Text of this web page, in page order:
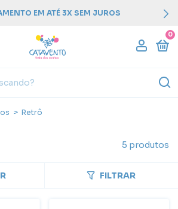
EM ATÉ 3X SEM JUROS
0
> Retrô
5 produtos
FILTRAR